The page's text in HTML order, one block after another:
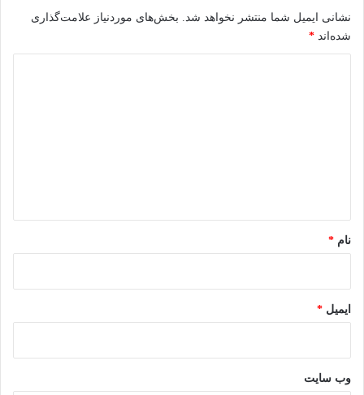
نشانی ایمیل شما منتشر نخواهد شد. بخش‌های موردنیاز علامت‌گذاری
شده‌اند *
نام *
ایمیل *
وب‌ سایت